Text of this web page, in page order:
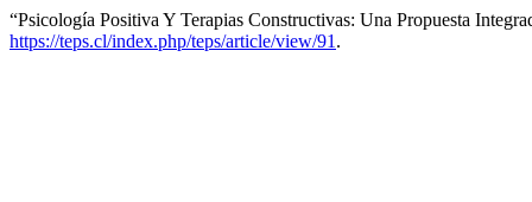
“Psicología Positiva Y Terapias Constructivas: Una Propuesta
https://teps.cl/index.php/teps/article/view/91 .